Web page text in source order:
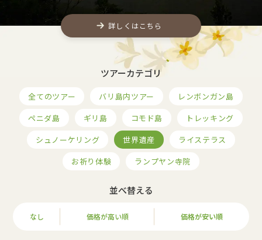
詳しくはこちら
ツアーカテゴリ
全てのツアー バリ島内ツアー
レンボンガン島
ペニダ島
ギリ島 コモド島
トレッキング
シュノーケリング
世界遺産
ライステラス
お祈り体験
ランプヤン寺院
並べ替える
なし 価格が高い順 価格が安い順